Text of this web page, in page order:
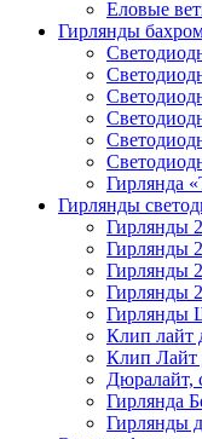
Еловые
Гирлянды
Гирлянда
Гирлянды
Гирлянды
Гирлянды
Гирлянды
Гирлянды
Гирлянды
Клип лайт
Клип Лайт
Дюралайт,
Гирлянда
Гирлянды